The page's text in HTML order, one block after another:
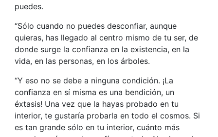
puedes.
“Sólo cuando no puedes desconfiar, aunque
quieras, has llegado al centro mismo de tu ser, de
donde surge la confianza en la existencia, en la
vida, en las personas, en los árboles.
“Y eso no se debe a ninguna condición. ¡La
confianza en sí misma es una bendición, un
éxtasis! Una vez que la hayas probado en tu
interior, te gustaría probarla en todo el cosmos. Si
es tan grande sólo en tu interior, cuánto más